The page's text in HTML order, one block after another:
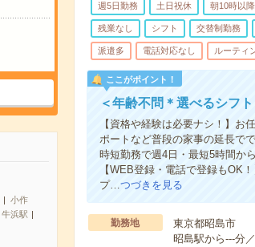
小作
牛浜駅
週5日勤務 土日祝休 朝10時以
残業なし シフト 交替制勤務
派遣多 電話対応なし ルーティ
ここがポイント！
＜年齢不問＊選べるシフ
【資格や経験は必要ナシ！】お
ポートなど普段の家事の延長で
時短勤務で週4日・最短5時間か
【WEB登録・電話で登録もOK
プ…つづきを見る
勤務地
東京都昭島市
昭島駅から---分